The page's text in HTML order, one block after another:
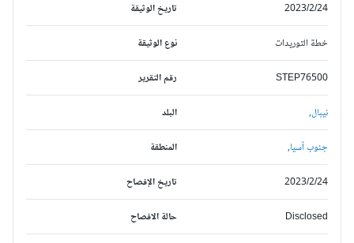
تاريخ الوثيقة 2023/2/24
نوع الوثيقة خطة التوريدات
رقم التقرير STEP76500
البلد نيبال,
المنطقة جنوب آسيا,
تاريخ الإفصاح 2023/2/24
حالة الافصاح Disclosed